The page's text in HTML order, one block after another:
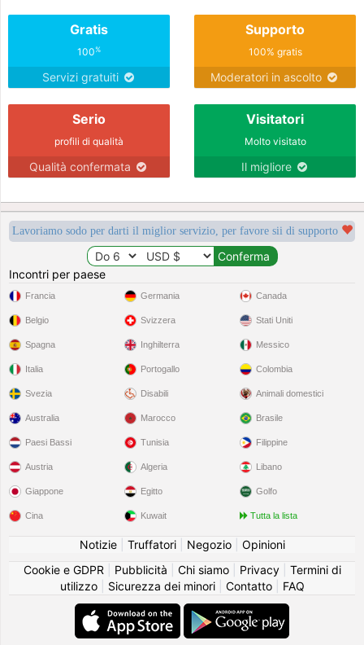
Gratis
100%
Servizi gratuiti
Supporto
100% gratis
Moderatori in ascolto
Serio
profili di qualità
Qualità confermata
Visitatori
Molto visitato
Il migliore
Lavoriamo sodo per darti il miglior servizio, per favore sii di supporto
Incontri per paese
Francia
Belgio
Spagna
Italia
Svezia
Germania
Svizzera
Inghilterra
Portogallo
Disabili
Canada
Stati Uniti
Messico
Colombia
Animali domestici
Australia
Paesi Bassi
Austria
Giappone
Cina
Marocco
Tunisia
Algeria
Egitto
Kuwait
Brasile
Filippine
Libano
Golfo
Tutta la lista
Notizie| Truffatori| Negozio| Opinioni
Cookie e GDPR
Pubblicità Chi siamo| Privacy| Termini di
utilizzo| Sicurezza dei minori| Contatto| FAQ